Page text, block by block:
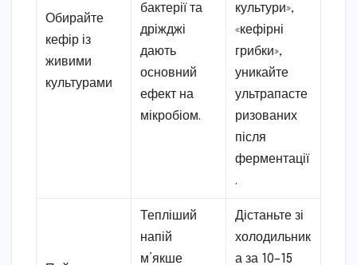
Обирайте
кефір із
живими
культурами
бактерії та
дріжджі
дають
основний
ефект на
мікробіом.
культури»,
«кефірні
грибки»,
уникайте
ультрапасте
ризованих
після
ферментації
.
Тепліший
напій
м’якше
Дістаньте зі
холодильник
а за 10–15